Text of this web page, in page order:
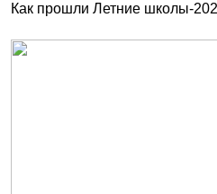
Как прошли Летние школы-